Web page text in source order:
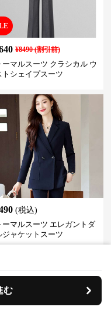
む
¥8490(割引前)
ーマルスーツ クラシカル ウ
トシェイプスーツ
(税込)
ーマルスーツ エレガントダ
ジャケットスーツ
へ ›